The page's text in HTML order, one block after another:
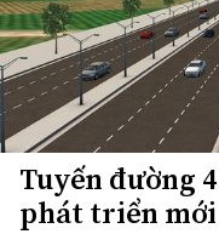
Tuyến đường
phát triển